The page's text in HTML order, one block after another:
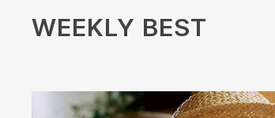
WEEKLY BEST